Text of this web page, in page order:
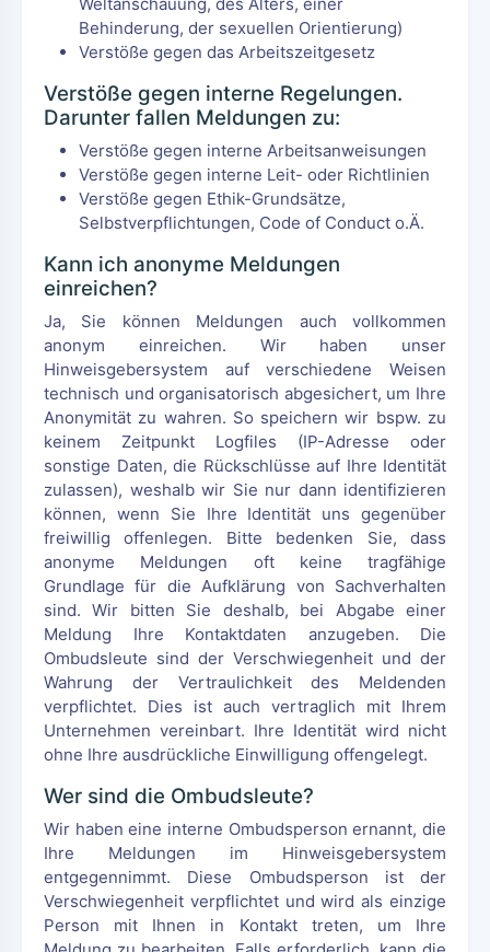
Behinderung, der sexuellen Orientierung)
Verstöße gegen das Arbeitszeitgesetz
Verstöße gegen interne Regelungen.
Darunter fallen Meldungen zu:
Verstöße gegen interne Arbeitsanweisungen
Verstöße gegen interne Leit- oder Richtlinien
Verstöße gegen Ethik-Grundsätze,
Selbstverpflichtungen, Code of Conduct o.Ä.
Kann ich anonyme Meldungen
einreichen?
Ja, Sie können Meldungen auch vollkommen
anonym einreichen. Wir haben unser
Hinweisgebersystem auf verschiedene Weisen
technisch und organisatorisch abgesichert, um Ihre
Anonymität zu wahren. So speichern wir bspw. zu
keinem Zeitpunkt Logfiles (IP-Adresse oder
sonstige Daten, die Rückschlüsse auf Ihre Identität
zulassen), weshalb wir Sie nur dann identifizieren
können, wenn Sie Ihre Identität uns gegenüber
freiwillig offenlegen. Bitte bedenken Sie, dass
anonyme Meldungen oft keine tragfähige
Grundlage für die Aufklärung von Sachverhalten
sind. Wir bitten Sie deshalb, bei Abgabe einer
Meldung Ihre Kontaktdaten anzugeben. Die
Ombudsleute sind der Verschwiegenheit und der
Wahrung der Vertraulichkeit des Meldenden
verpflichtet. Dies ist auch vertraglich mit Ihrem
Unternehmen vereinbart. Ihre Identität wird nicht
ohne Ihre ausdrückliche Einwilligung offengelegt.
Wer sind die Ombudsleute?
Wir haben eine interne Ombudsperson ernannt, die
Ihre Meldungen im Hinweisgebersystem
entgegennimmt. Diese Ombudsperson ist der
Verschwiegenheit verpflichtet und wird als einzige
Person mit Ihnen in Kontakt treten, um Ihre